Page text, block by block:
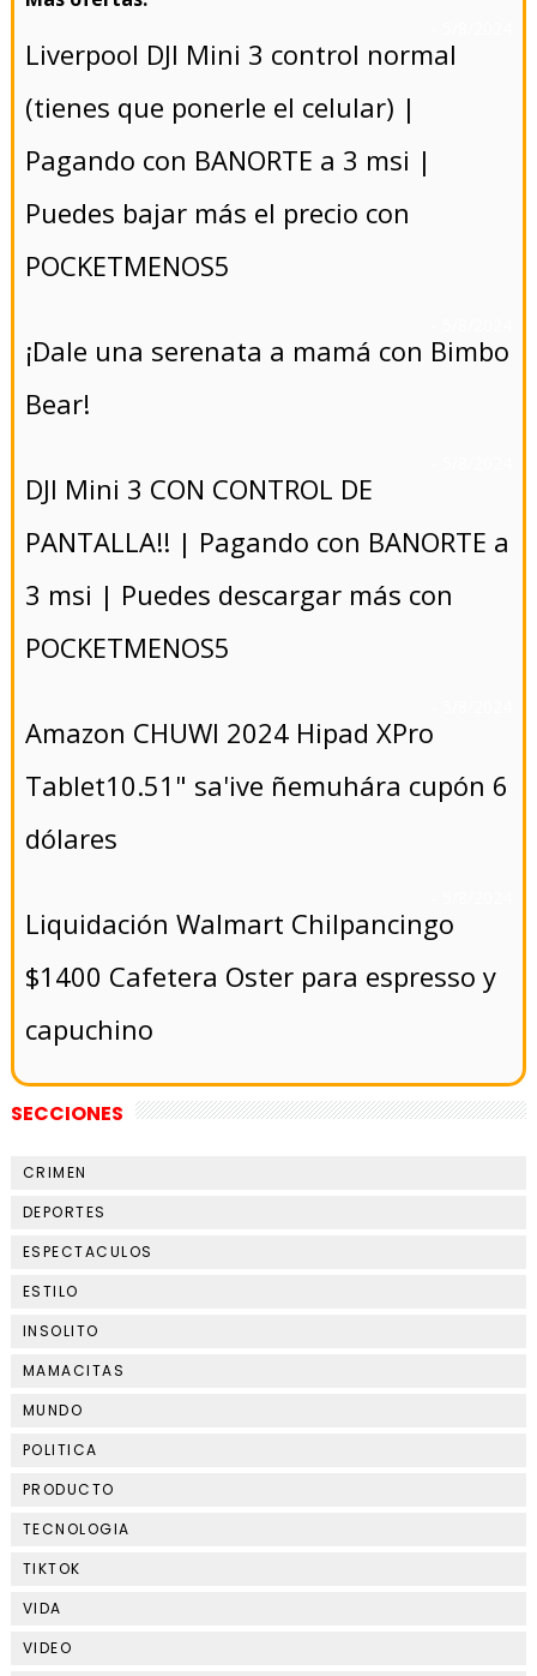
Liverpool DJI Mini 3 control normal
(tienes que ponerle el celular) |
Pagando con BANORTE a 3 msi |
Puedes bajar más el precio con
POCKETMENOS5
¡Dale una serenata a mamá con Bimbo
Bear!
DJI Mini 3 CON CONTROL DE
PANTALLA!! | Pagando con BANORTE a
3 msi | Puedes descargar más con
POCKETMENOS5
Amazon CHUWI 2024 Hipad XPro
Tablet10.51" sa'ive ñemuhára cupón 6
dólares
Liquidación Walmart Chilpancingo
$1400 Cafetera Oster para espresso y
capuchino
SECCIONES
CRIMEN
DEPORTES
ESPECTACULOS
ESTILO
INSOLITO
MAMACITAS
MUNDO
POLITICA
PRODUCTO
TECNOLOGIA
TIKTOK
VIDA
VIDEO